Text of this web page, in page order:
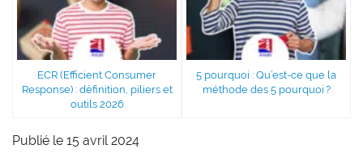
ECR (Efficient Consumer
Response) : définition, piliers et
outils 2026
5 pourquoi : Qu’est-ce que la
méthode des 5 pourquoi ?
Publié le 15 avril 2024